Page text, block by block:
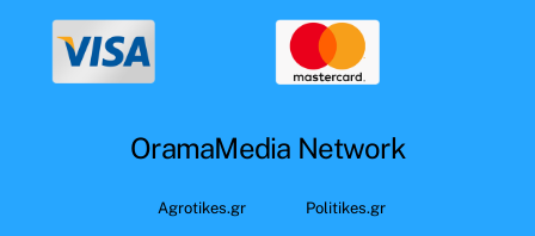
OramaMedia Network
Agrotikes.gr Politikes.gr